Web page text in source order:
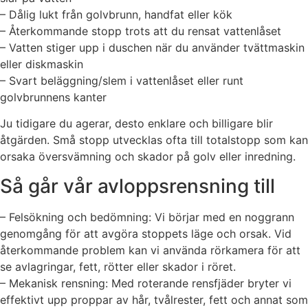
– Dålig lukt från golvbrunn, handfat eller kök
– Återkommande stopp trots att du rensat vattenlåset
– Vatten stiger upp i duschen när du använder tvättmaskin
eller diskmaskin
– Svart beläggning/slem i vattenlåset eller runt
golvbrunnens kanter
Ju tidigare du agerar, desto enklare och billigare blir
åtgärden. Små stopp utvecklas ofta till totalstopp som kan
orsaka översvämning och skador på golv eller inredning.
Så går vår avloppsrensning till
– Felsökning och bedömning: Vi börjar med en noggrann
genomgång för att avgöra stoppets läge och orsak. Vid
återkommande problem kan vi använda rörkamera för att
se avlagringar, fett, rötter eller skador i röret.
– Mekanisk rensning: Med roterande rensfjäder bryter vi
effektivt upp proppar av hår, tvålrester, fett och annat som